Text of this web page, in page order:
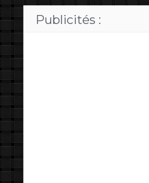
Publicités :